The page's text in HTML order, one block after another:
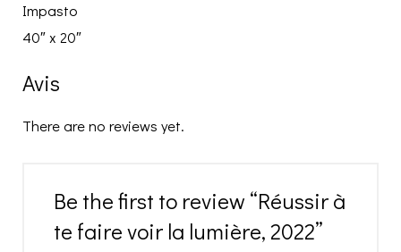
Impasto
40″ x 20″
Avis
There are no reviews yet.
Be the first to review “Réussir à
te faire voir la lumière, 2022”